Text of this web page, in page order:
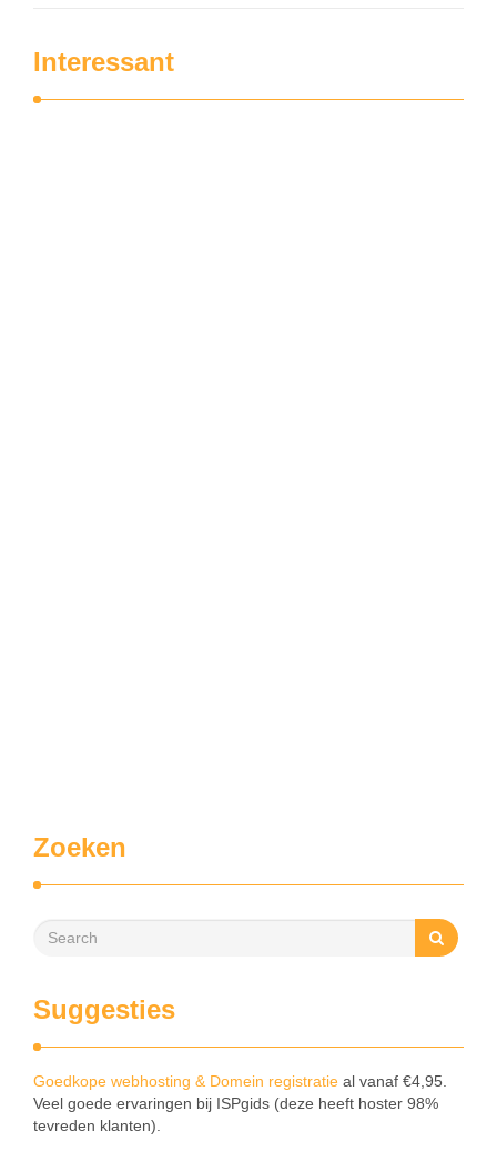
Interessant
Zoeken
Suggesties
Goedkope webhosting & Domein registratie al vanaf €4,95.
Veel goede ervaringen bij ISPgids (deze heeft hoster 98%
tevreden klanten).